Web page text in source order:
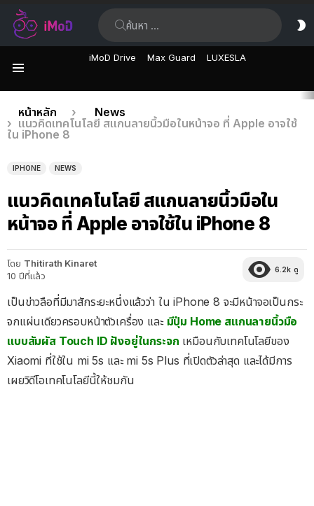
iMoD Drive Max Guard LUXESLA
เรื่อง
ล่าสุด
คุณอยู่ที่นี่:
หน้าหลัก
News
แนวคิดเทคโนโลยี สแกนลายนิ้วมือในหน้าจอ ที่ Apple อาจใช้
ใน iPhone 8
IPHONE NEWS
แนวคิดเทคโนโลยี สแกนลายนิ้วมือใน
หน้าจอ ที่ Apple อาจใช้ใน iPhone 8
โดย Thitirath Kinaret
10 ปีที่แล้ว
6.2k ดู
เป็นข่าวลือที่มีมาสักระยะหนึ่งแล้วว่า ในiPhone 8 จะมีหน้าจอเป็นกระ
จกแผ่นเดียวครอบหน้าตัวเครื่อง และ มีปุ่ม Home สแกนลายนิ้วมือ
แบบสัมผัส Touch ID ฝังอยู่ในกระจก เหมือนกับเทคโนโลยีของ
Xiaomi ที่ใช้ใน mi 5s และ mi 5s Plus ที่เปิดตัวล่าสุด และได้มีการ
เผยวิดีโอเทคโนโลยีนี้ให้ชมกัน